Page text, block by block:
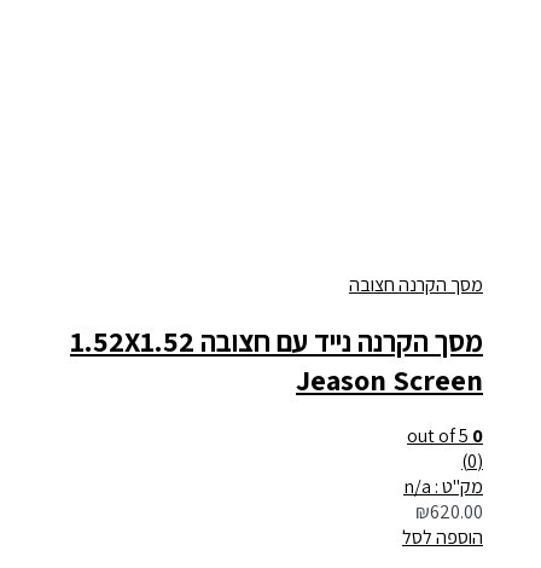
מסך הקרנה חצובה
מסך הקרנה נייד עם חצובה 1.52X1.52
Jeason Screen
0
out of 5
מק"ט : n/a
₪620.00
הוספה לסל